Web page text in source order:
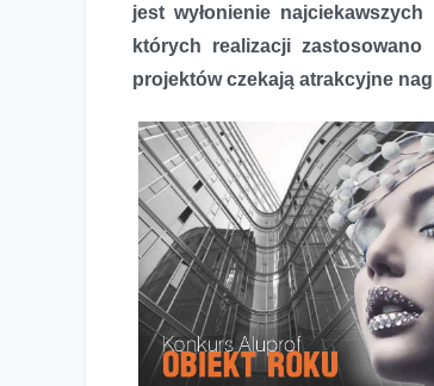
jest wyłonienie
których realizacji
projektów czekają atrakcyjne